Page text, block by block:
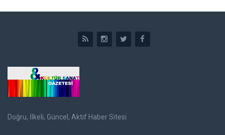
Doğru, İlkeli, Güncel, Aktif Haber Sitesi